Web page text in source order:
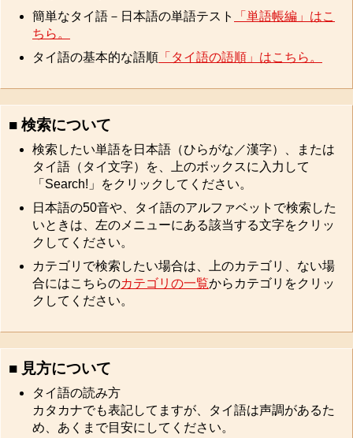
簡単なタイ語－日本語の単語テスト
「単語帳編」はこ
ちら。
タイ語の基本的な語順 「タイ語の語順」はこちら。
■ 検索について
検索したい単語を日本語（ひらがな／漢字）、または
タイ語（タイ文字）を、上のボックスに入力して
「Search!」をクリックしてください。
日本語の50音や、タイ語のアルファベットで検索した
いときは、左のメニューにある該当する文字をクリッ
クしてください。
カテゴリで検索したい場合は、上のカテゴリ、ない場
合にはこちらのカテゴリの一覧からカテゴリをクリッ
クしてください。
■ 見方について
タイ語の読み方
カタカナでも表記してますが、タイ語は声調があるた
め、あくまで目安にしてください。